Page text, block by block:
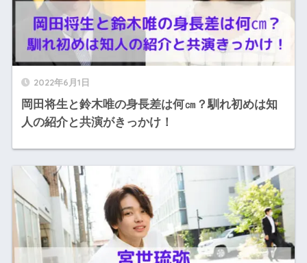
2022年6月1日
岡田将生と鈴木唯の身長差は何㎝？馴れ初めは知
人の紹介と共演がきっかけ！